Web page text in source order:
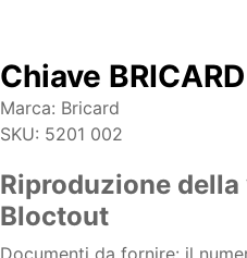
Chiave
Marca: Bricard
SKU: 5201 002
Riproduzione
Bloctout
Documenti da fornire: il